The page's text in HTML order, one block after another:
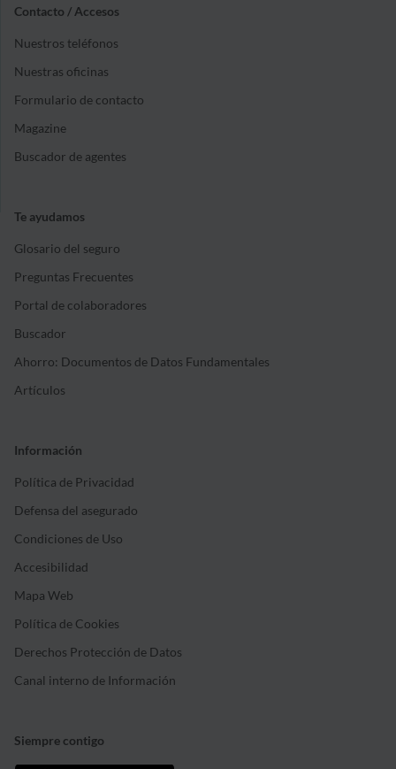
Contacto / Accesos
Nuestros teléfonos
Nuestras oficinas
Formulario de contacto
Magazine
Buscador de agentes
Te ayudamos
Glosario del seguro
Preguntas Frecuentes
Portal de colaboradores
Buscador
Ahorro: Documentos de Datos Fundamentales
Artículos
Información
Política de Privacidad
Defensa del asegurado
Condiciones de Uso
Accesibilidad
Mapa Web
Política de Cookies
Derechos Protección de Datos
Canal interno de Información
Siempre contigo